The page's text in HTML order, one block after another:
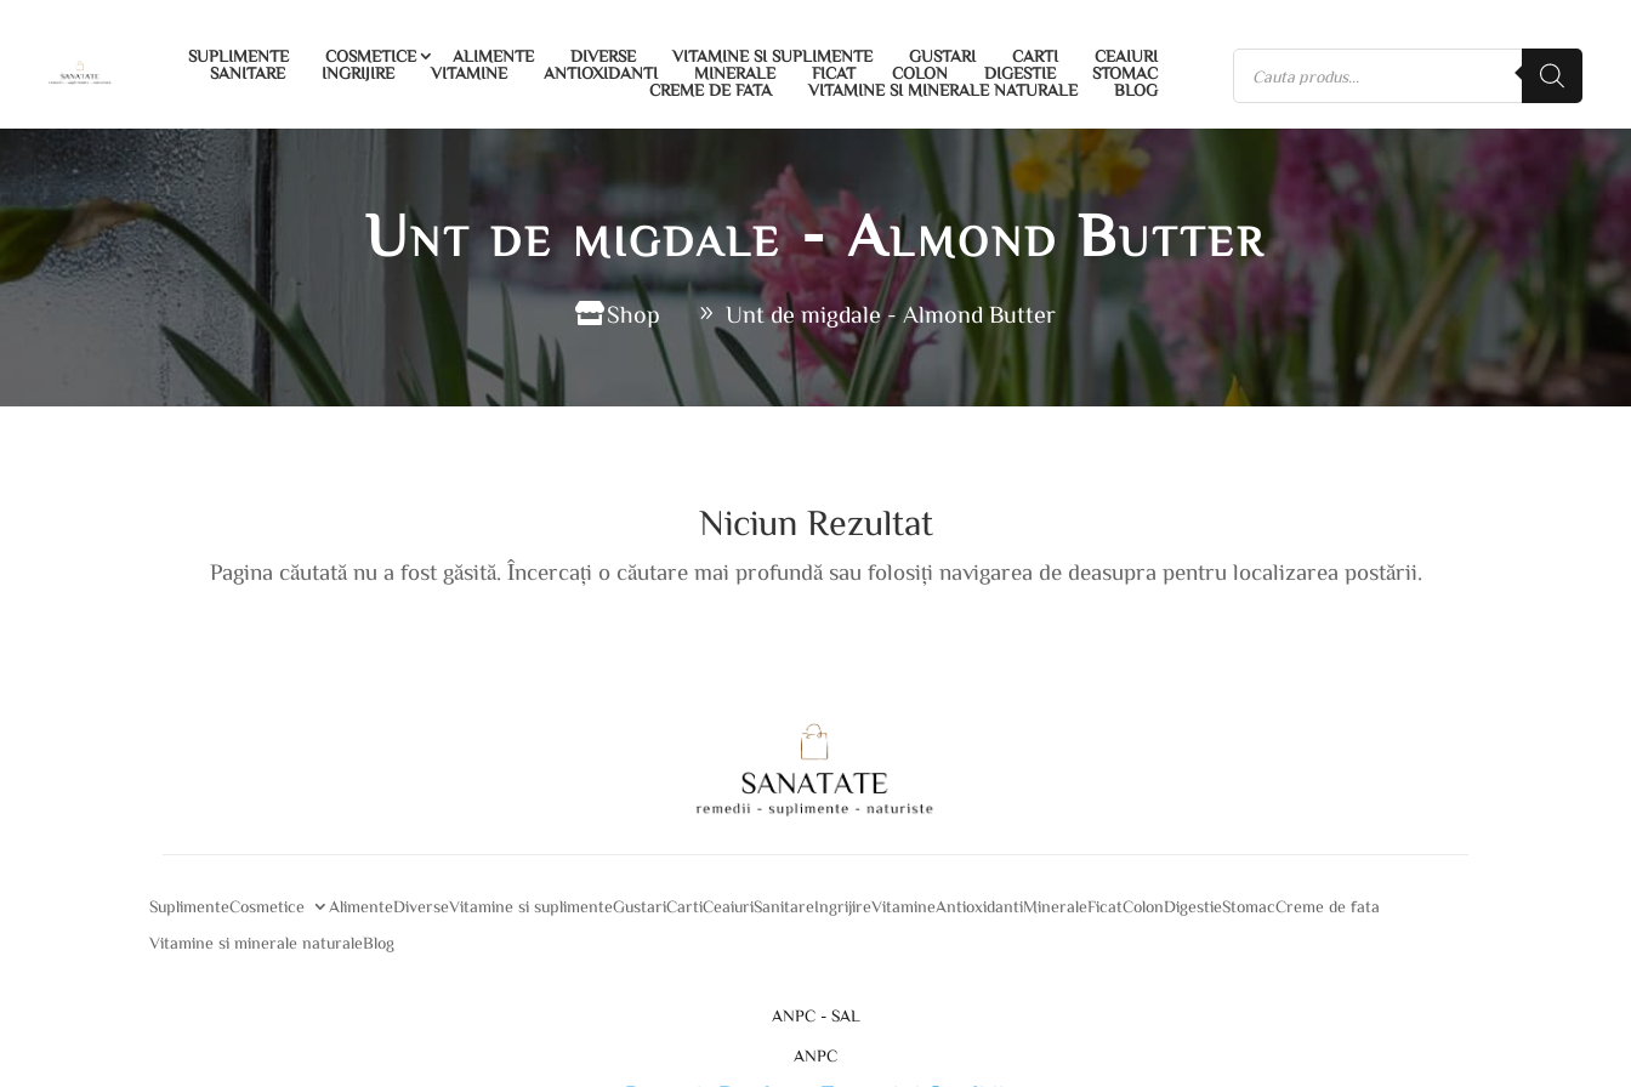
SUPLIMENTE COSMETICE ALIMENTE DIVERSE VITAMINE SI SUPLIMENTE GUSTARI CARTI
CEAIURI
SANITARE
INGRIJIRE VITAMINE ANTIOXIDANTI MINERALE FICAT COLON DIGESTIE
STOMAC
CREME DE FATA
VITAMINE SI MINERALE NATURALE BLOG
Unt de migdale - Almond Butter
Shop Unt de migdale - Almond Butter
Niciun Rezultat
Pagina căutată nu a fost găsită. Încercați o căutare mai profundă sau folosiți navigarea de deasupra pentru localizarea postării.
SuplimenteCosmetice AlimenteDiverseVitamine si suplimenteGustariCartiCeaiuriSanitareIngrijireVitamineAntioxidantiMineraleFicatColonDigestieStomacCreme de fata
Vitamine si minerale naturaleBlog
ANPC - SAL
ANPC